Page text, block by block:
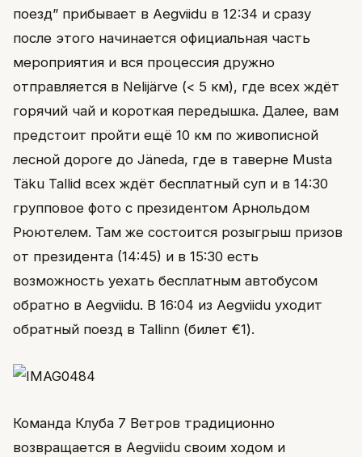
поезд” прибывает в Aegviidu в 12:34 и сразу
после этого начинается официальная часть
мероприятия и вся процессия дружно
отправляется в Nelijärve (< 5 км), где всех ждёт
горячий чай и короткая передышка. Далее, вам
предстоит пройти ещё 10 км по живописной
лесной дороге до Jäneda, где в таверне Musta
Täku Tallid всех ждёт бесплатный суп и в 14:30
групповое фото с президентом Арнольдом
Рюютелем. Там же состоится розыгрыш призов
от президента (14:45) и в 15:30 есть
возможность уехать бесплатным автобусом
обратно в Aegviidu. В 16:04 из Aegviidu уходит
обратный поезд в Tallinn (билет €1).
Команда Клуба 7 Ветров традиционно
возвращается в Aegviidu своим ходом и